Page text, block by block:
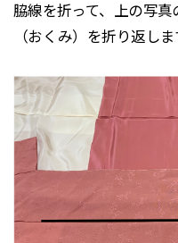
脇線を折って、上の写
（おくみ）を折り返しま